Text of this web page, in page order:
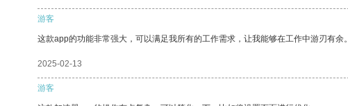
游客
这款app的功能非常强大，可以满足我所有的工作需求，让我能够在工作中游刃有余。
2025-02-13
游客